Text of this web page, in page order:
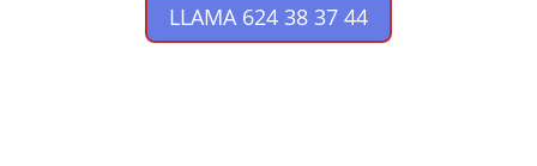
LLAMA 624 38 37 44